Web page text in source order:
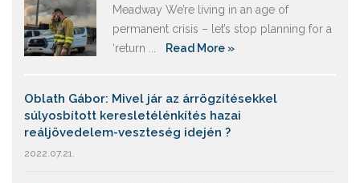
Meadway We’re living in an age of
permanent crisis – let’s stop planning for a
‘return ...
Read More »
Oblath Gábor: Mivel jár az árrögzítésekkel
súlyosbított keresletélénkítés hazai
reáljövedelem-veszteség idején ?
2022.07.21.